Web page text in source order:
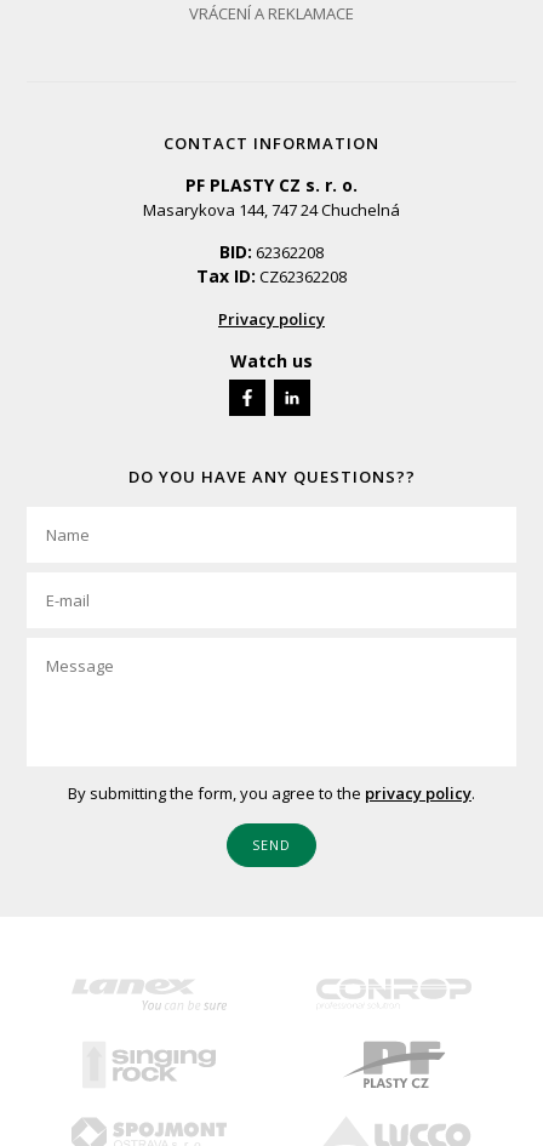
VRÁCENÍ A REKLAMACE
CONTACT INFORMATION
PF PLASTY CZ s. r. o.
Masarykova 144, 747 24 Chuchelná
BID: 62362208
Tax ID: CZ62362208
Privacy policy
Watch us
DO YOU HAVE ANY QUESTIONS??
By submitting the form, you agree to the privacy policy.
SEND